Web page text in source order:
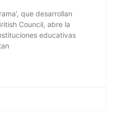
que desarrollan
Council, abre la
educativas